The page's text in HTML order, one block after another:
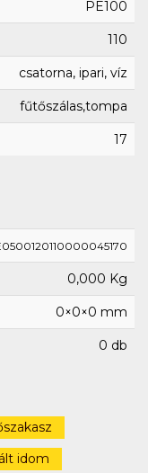
PE100
110
csatorna, ipari, víz
fűtőszálas,tompa
17
0,000 Kg
0×0×0 mm
0 db
idom